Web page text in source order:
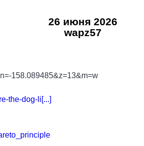
26 июня 2026
wapz57
158.089485&z=13&m=w
the-dog-li[...]